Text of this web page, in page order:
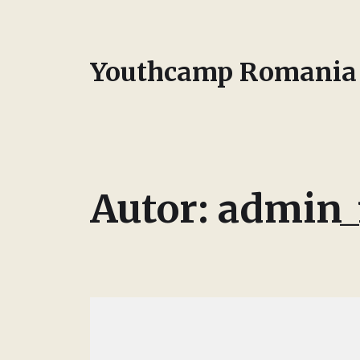
Youthcamp Romania
Autor: